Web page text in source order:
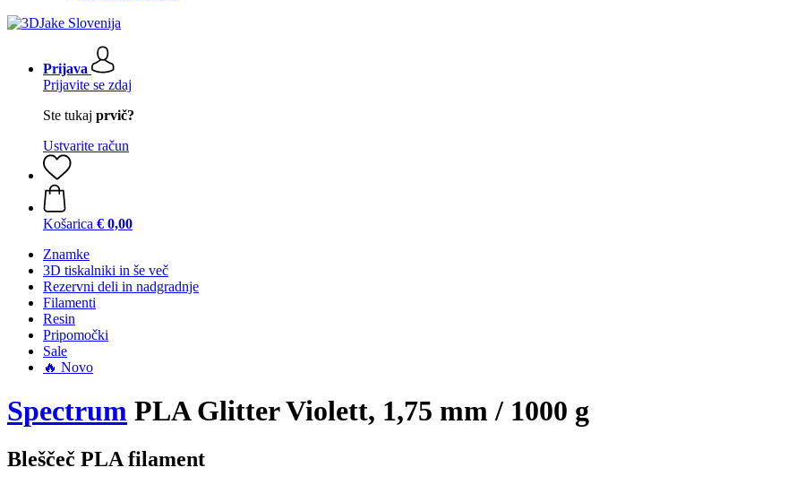
Prijava
Prijavite se zdaj
Ste tukaj prvič?
Ustvarite račun
Košarica € 0,00
Znamke
3D tiskalniki in še več
Rezervni deli in nadgradnje
Filamenti
Resin
Pripomočki
Sale
🔥 Novo
Spectrum PLA Glitter Violett, 1,75 mm / 1000 g
Bleščeč PLA filament